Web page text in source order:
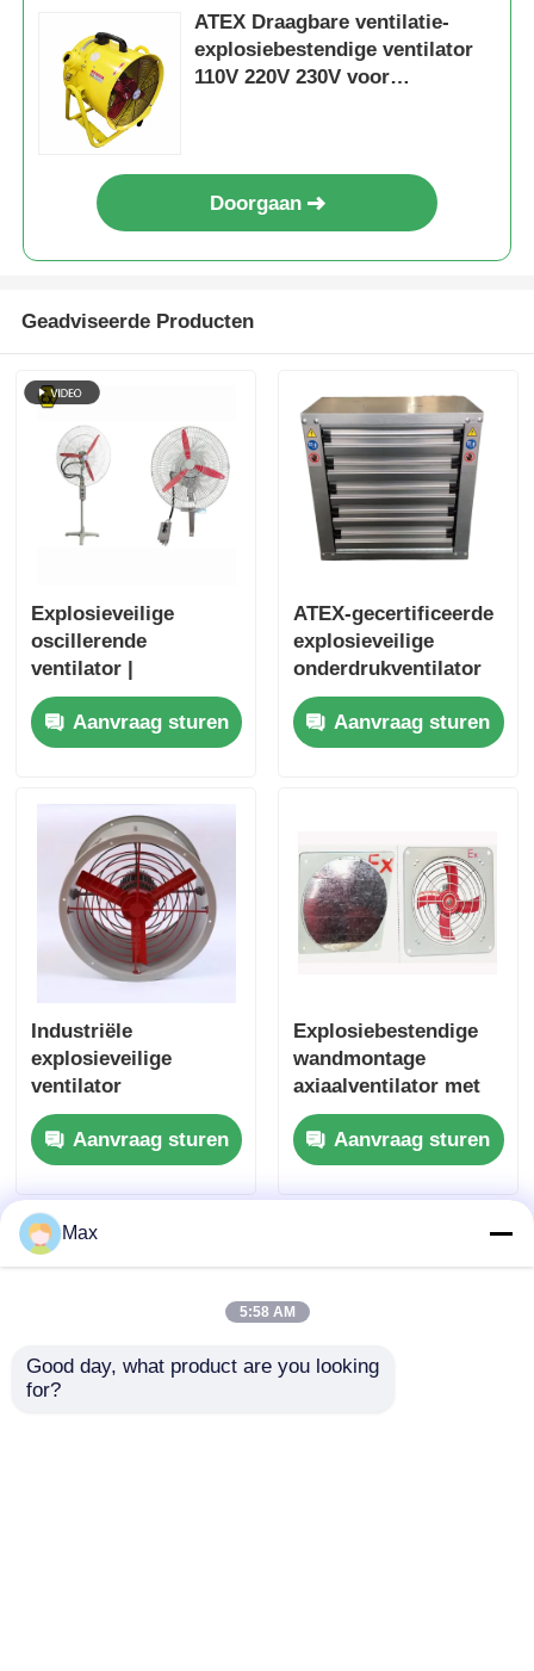
ATEX Draagbare ventilatie-
explosiebestendige ventilator
110V 220V 230V voor
Doorgaan
Geadviseerde Producten
Explosieveilige
oscillerende
ventilator |
Koelventilator voor
industriële
gevaarlijke
Aanvraag sturen
ATEX-gecertificeerde
explosieveilige
onderdrukventilator
met
corrosiebestendige
behuizing en hoge
Aanvraag sturen
Industriële
explosieveilige
ventilator
wandafzuigventilator
voor spuitcabines
Aanvraag sturen
Explosiebestendige
wandmontage
axiaalventilator met
verdikte ijzeren plaat,
IP55 Aanvraag sturen
Max
5:58 AM
Good day, what product are you looking
for?